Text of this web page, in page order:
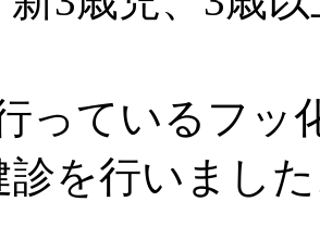
っているフッ
診を行いまし